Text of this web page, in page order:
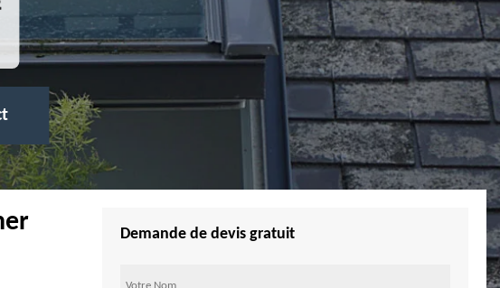
Demande de devis gratuit